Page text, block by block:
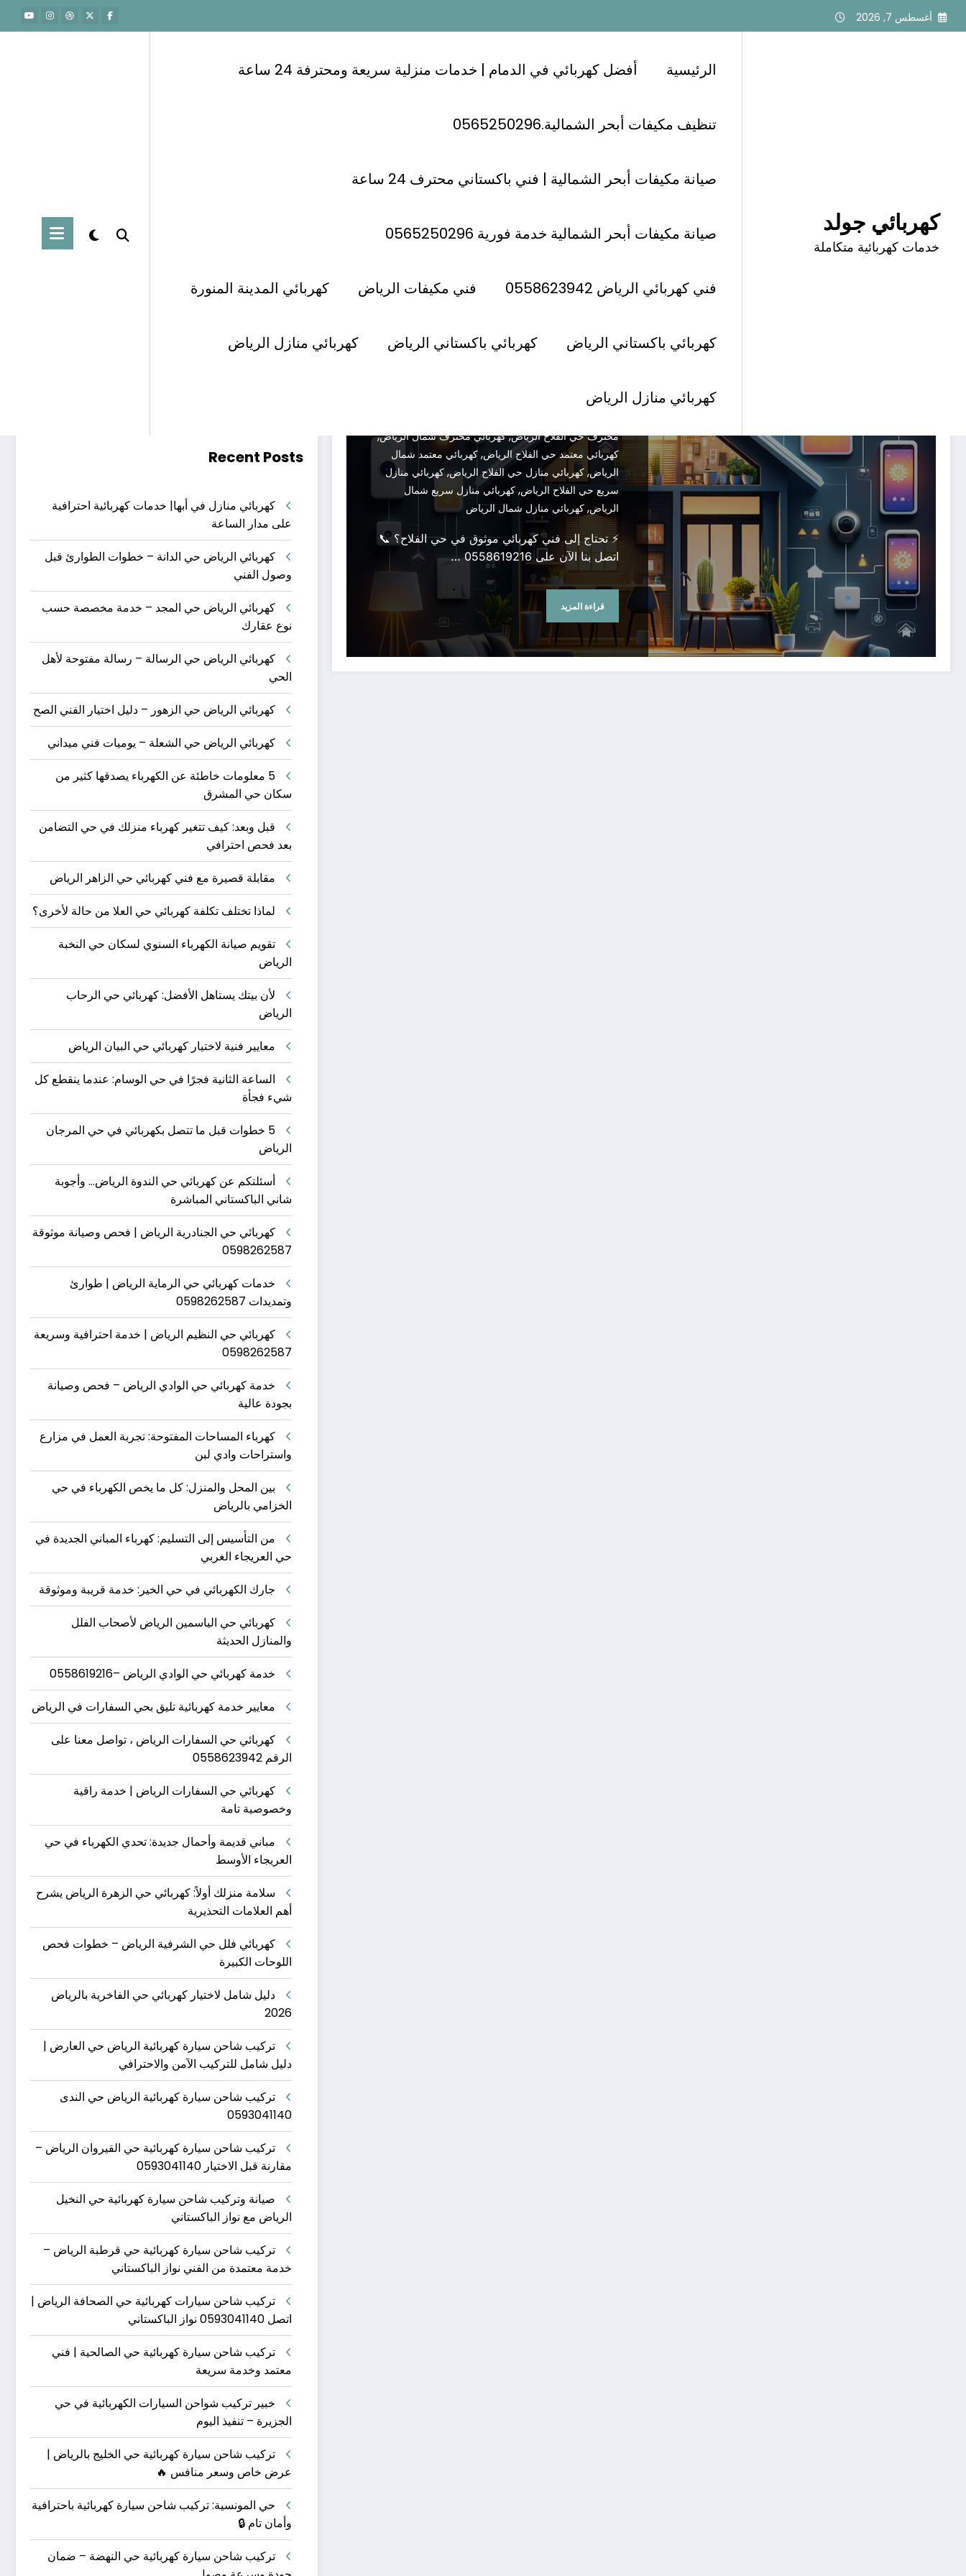
التجاوز
أغسطس 7, 2026
كهربائي جولد
خدمات كهربائية متكاملة
الرئيسية أفضل كهربائي في الدمام | خدمات منزلية سريعة ومحترفة 24 ساعة
تنظيف مكيفات أبحر الشمالية.0565250296
صيانة مكيفات أبحر الشمالية | فني باكستاني محترف 24 ساعة
صيانة مكيفات أبحر الشمالية خدمة فورية 0565250296
فني كهربائي الرياض 0558623942 فني مكيفات الرياض كهربائي المدينة المنورة
كهربائي باكستاني الرياض كهربائي باكستاني الرياض كهربائي منازل الرياض
كهربائي منازل الرياض
وسم: كهربائي محترف حي الفلاح الرياض
فني كهربائي حي الفلاح الرياض ؛؛
Admin فبراير 5, 2025
اصلاح كهرباء حي
كهرباء حي الفلاح الرياض,صيانة كهرباء شمال الرياض,فني
حي الفلاح الرياض
محترف حي الفلاح الرياض,كهربائي محترف شمال الرياض,
كهربائي معتمد حي الفلاح الرياض, كهربائي معتمد شمال
الرياض, كهربائي منازل حي الفلاح الرياض,كهربائي منازل
سريع حي الفلاح الرياض, كهربائي منازل سريع شمال
الرياض, كهربائي منازل شمال الرياض
⚡ تحتاج إلى فني كهربائي موثوق في حي الفلاح؟ 📞
اتصل بنا الآن على 0558619216 …
قراءة المزيد
البحث
Recent Posts
كهربائي منازل في أبها| خدمات كهربائية احترافية
على مدار الساعة
كهربائي الرياض حي الدانة – خطوات الطوارئ قبل
وصول الفني
كهربائي الرياض حي المجد – خدمة مخصصة حسب
نوع عقارك
كهربائي الرياض حي الرسالة – رسالة مفتوحة لأهل
الحي
كهربائي الرياض حي الزهور – دليل اختيار الفني الصح
كهربائي الرياض حي الشعلة – يوميات فني ميداني
5 معلومات خاطئة عن الكهرباء يصدقها كثير من
سكان حي المشرق
قبل وبعد: كيف تتغير كهرباء منزلك في حي التضامن
بعد فحص احترافي
مقابلة قصيرة مع فني كهربائي حي الزاهر الرياض
لماذا تختلف تكلفة كهربائي حي العلا من حالة لأخرى؟
تقويم صيانة الكهرباء السنوي لسكان حي النخبة
الرياض
لأن بيتك يستاهل الأفضل: كهربائي حي الرحاب
الرياض
معايير فنية لاختيار كهربائي حي البيان الرياض
الساعة الثانية فجرًا في حي الوسام: عندما ينقطع كل
شيء فجأة
5 خطوات قبل ما تتصل بكهربائي في حي المرجان
الرياض
أسئلتكم عن كهربائي حي الندوة الرياض… وأجوبة
شاني الباكستاني المباشرة
كهربائي حي الجنادرية الرياض | فحص وصيانة موثوقة
0598262587
خدمات كهربائي حي الرماية الرياض | طوارئ
وتمديدات 0598262587
كهربائي حي النظيم الرياض | خدمة احترافية وسريعة
0598262587
خدمة كهربائي حي الوادي الرياض – فحص وصيانة
بجودة عالية
كهرباء المساحات المفتوحة: تجربة العمل في مزارع
واستراحات وادي لبن
بين المحل والمنزل: كل ما يخص الكهرباء في حي
الخزامي بالرياض
من التأسيس إلى التسليم: كهرباء المباني الجديدة في
حي العريجاء الغربي
جارك الكهربائي في حي الخير: خدمة قريبة وموثوقة
كهربائي حي الياسمين الرياض لأصحاب الفلل
والمنازل الحديثة
خدمة كهربائي حي الوادي الرياض –0558619216
معايير خدمة كهربائية تليق بحي السفارات في الرياض
كهربائي حي السفارات الرياض ، تواصل معنا على
الرقم 0558623942
كهربائي حي السفارات الرياض | خدمة راقية
وخصوصية تامة
مباني قديمة وأحمال جديدة: تحدي الكهرباء في حي
العريجاء الأوسط
سلامة منزلك أولاً: كهربائي حي الزهرة الرياض يشرح
أهم العلامات التحذيرية
كهربائي فلل حي الشرفية الرياض – خطوات فحص
اللوحات الكبيرة
دليل شامل لاختيار كهربائي حي الفاخرية بالرياض
2026
تركيب شاحن سيارة كهربائية الرياض حي العارض |
دليل شامل للتركيب الآمن والاحترافي
تركيب شاحن سيارة كهربائية الرياض حي الندى
0593041140
تركيب شاحن سيارة كهربائية حي القيروان الرياض –
مقارنة قبل الاختيار 0593041140
صيانة وتركيب شاحن سيارة كهربائية حي النخيل
الرياض مع نواز الباكستاني
تركيب شاحن سيارة كهربائية حي قرطبة الرياض –
خدمة معتمدة من الفني نواز الباكستاني
تركيب شاحن سيارات كهربائية حي الصحافة الرياض |
اتصل 0593041140 نواز الباكستاني
تركيب شاحن سيارة كهربائية حي الصالحية | فني
معتمد وخدمة سريعة
خبير تركيب شواحن السيارات الكهربائية في حي
الجزيرة – تنفيذ اليوم
تركيب شاحن سيارة كهربائية حي الخليج بالرياض |
عرض خاص وسعر منافس 🔥
حي المونسية: تركيب شاحن سيارة كهربائية باحترافية
وأمان تام 🔒
تركيب شاحن سيارة كهربائية حي النهضة – ضمان